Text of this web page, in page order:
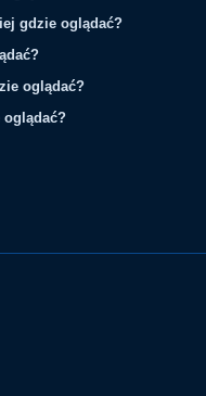
gdzie oglądać?
oglądać?
oglądać?